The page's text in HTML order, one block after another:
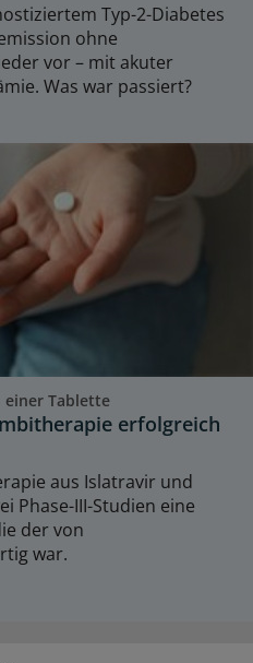
Typ-2-Diabetes
ohne
vor – mit akuter
Was war passiert?
einer Tablette
erfolgreich
aus Islatravir und
Phase-III-Studien eine
der von
war.